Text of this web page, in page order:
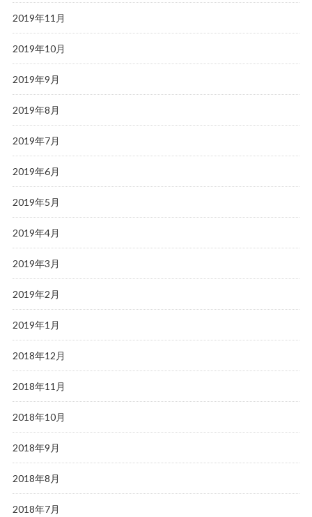
2019年11月
2019年10月
2019年9月
2019年8月
2019年7月
2019年6月
2019年5月
2019年4月
2019年3月
2019年2月
2019年1月
2018年12月
2018年11月
2018年10月
2018年9月
2018年8月
2018年7月